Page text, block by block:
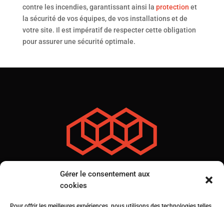
Gérer le consentement aux
cookies
contre les incendies, garantissant ainsi la protection et
la sécurité de vos équipes, de vos installations et de
votre site. Il est impératif de respecter cette obligation
pour assurer une sécurité optimale.